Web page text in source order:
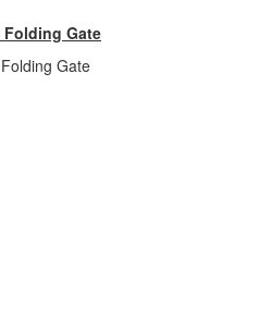
Folding Gate
Gate